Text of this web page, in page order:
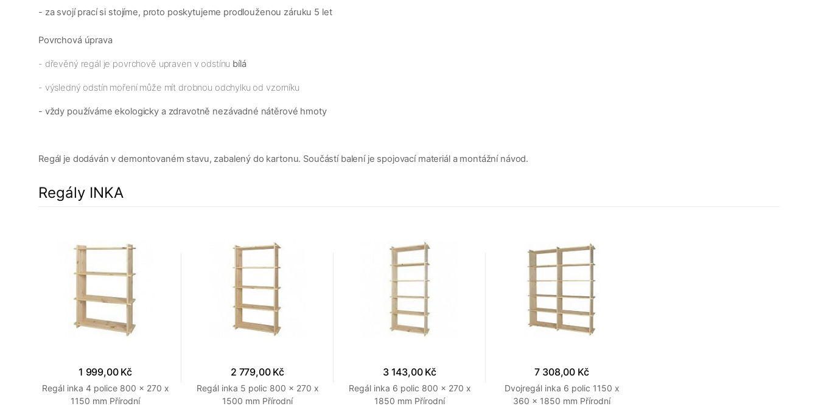
- za svojí prací si stojíme, proto poskytujeme prodlouženou záruku 5 let
Povrchová úprava
- dřevěný regál je povrchově upraven v odstínu bílá
- výsledný odstín moření může mít drobnou odchylku od vzorníku
- vždy používáme ekologicky a zdravotně nezávadné nátěrové hmoty
Regál je dodáván v demontovaném stavu, zabalený do kartonu. Součástí balení je spojovací materiál a montážní návod.
Regály INKA
1 999,00 Kč
Regál inka 4 police 800 x 270 x
1150 mm Přírodní
2 779,00 Kč
Regál inka 5 polic 800 x 270 x
1500 mm Přírodní
3 143,00 Kč
Regál inka 6 polic 800 x 270 x
1850 mm Přírodní
7 308,00 Kč
Dvojregál inka 6 polic 1150 x
360 x 1850 mm Přírodní